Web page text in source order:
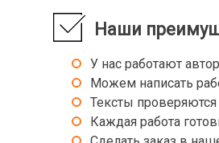
Внешняя политика Англии в
20 вв.
мировой
Возрастная и
Восприятие фольклорных
дошкольниками
Востоковедение
Наши
У нас работают
Можем написать
Тексты проверяются
Каждая работа